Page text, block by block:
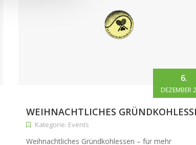
6.
DEZEMBER
WEIHNACHTLICHES
Kategorie: Events
Weihnachtliches Gründkohlessen – für mehr